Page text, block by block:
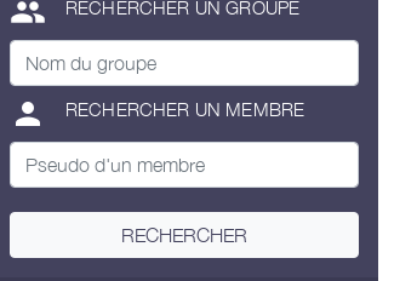
group RECHERCHER UN GROUPE
person RECHERCHER UN MEMBRE
RECHERCHER